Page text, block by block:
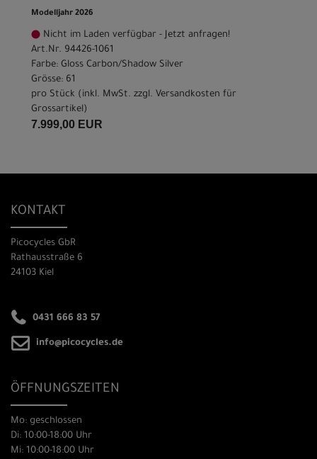
Modelljahr 2026
Nicht im Laden verfügbar - Jetzt anfragen!
Art.Nr. 94426-1061
Farbe: Gloss Carbon/Shadow Silver
Grösse: 61
pro Stück (inkl. MwSt. zzgl. Versandkosten für
Grossartikel )
7.999,00 EUR
KONTAKT
Picocycles GbR
Rathausstraße 6
24103 Kiel
0431 666 83 57
info@picocycles.de
ÖFFNUNGSZEITEN
Mo: geschlossen
Di: 10:00-18:00 Uhr
Mi: 10:00-18:00 Uhr